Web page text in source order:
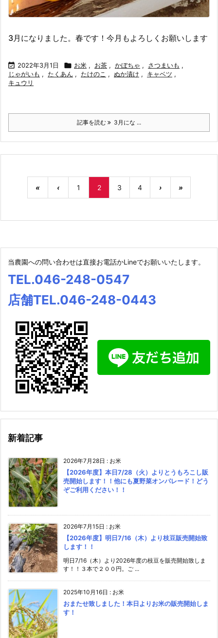
3月になりました。春です！今月もよろしくお願いします
 2022年3月1日  お米 , お茶 , かぼちゃ , さつまいも ,
じゃがいも , たくあん , たけのこ , ぬか漬け , キャベツ ,
キュウリ
記事を読む 3月にな ...
« ‹ 1 2 3 4 › »
当農園への問い合わせは直接お電話かLineでお願いいたします。
TEL.046-248-0547
店舗TEL.046-248-0443
新着記事
2026年7月28日 : お米
【2026年度】本日7/28（火）よりとうもろこし販
売開始します！！他にも夏野菜オンパレード！どう
ぞご利用ください！！
2026年7月15日 : お米
【2026年度】明日7/16（木）より枝豆販売開始致
します！！
明日7/16（木）より2026年度の枝豆を販売開始致しま
す！！３本で２００円。ご ...
2025年10月16日 : お米
おまたせ致しました！本日よりお米の販売開始しま
す！